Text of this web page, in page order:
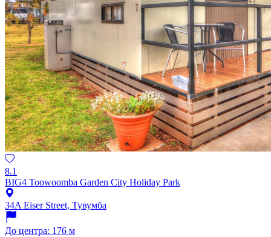
8.1
BIG4 Toowoomba Garden City Holiday Park
34A Eiser Street, Тувумба
До центра: 176 м